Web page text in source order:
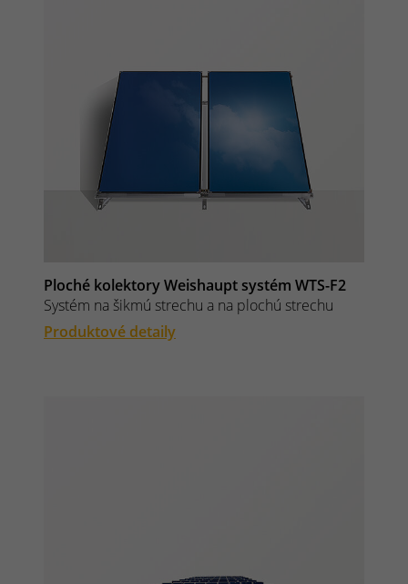
Ploché kolektory Weishaupt systém WTS-F2
Systém na šikmú strechu a na plochú strechu
Produktové detaily